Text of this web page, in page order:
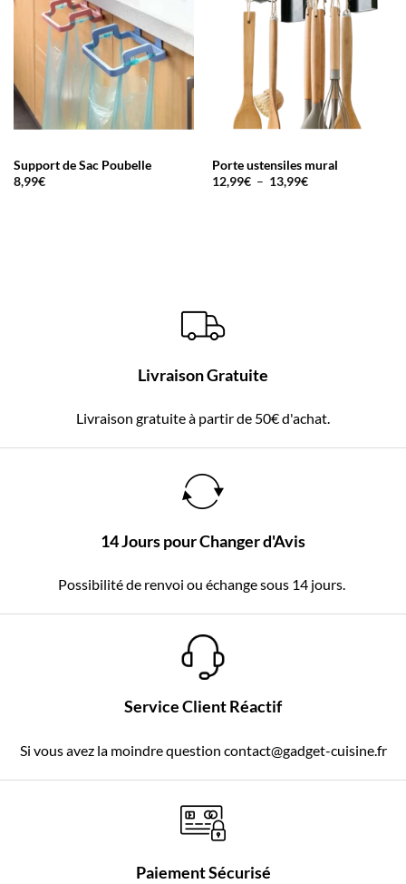
Support de Sac Poubelle
8,99€
Porte ustensiles mural
12,99€ – 13,99€Plage
Livraison Gratuite
Livraison gratuite à partir de 50€ d'achat.
14 Jours pour Changer d'Avis
Possibilité de renvoi ou échange sous 14 jours.
Service Client Réactif
Si vous avez la moindre question contact@gadget-cuisine.fr
Paiement Sécurisé